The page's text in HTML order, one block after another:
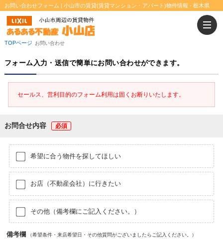
お問い合わせフォーム | 小山市の賃貸(賃貸マンション・アパート)物件情報 - 栃木県
TOPページ お問い合わせ
フォーム入力・送信で簡単にお問い合わせができます。
セールス、営利目的のフォーム利用は固くお断りいたします。
お問合せ内容
希望に合う物件を探してほしい
お店（不動産会社）に行きたい
その他（備考欄にご記入ください。）
備考欄 （希望条件・来店希望日・その他質問がございましたらご記入ください。）